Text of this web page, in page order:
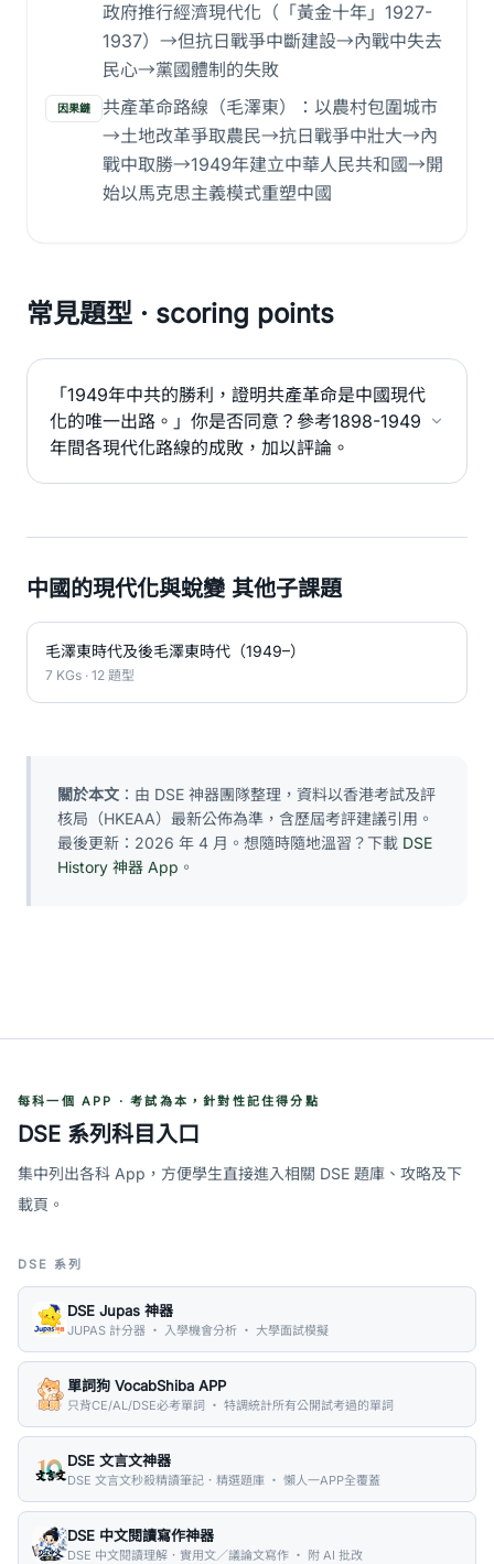
政府推行經濟現代化（「黃金十年」1927-
1937）→但抗日戰爭中斷建設→內戰中失去
民心→黨國體制的失敗
因果鏈
共產革命路線（毛澤東）：以農村包圍城市
→土地改革爭取農民→抗日戰爭中壯大→內
戰中取勝→1949年建立中華人民共和國→開
始以馬克思主義模式重塑中國
常見題型 · scoring points
「1949年中共的勝利，證明共產革命是中國現代
化的唯一出路。」你是否同意？參考1898-1949
年間各現代化路線的成敗，加以評論。
中國的現代化與蛻變 其他子課題
毛澤東時代及後毛澤東時代（1949–）
7 KGs · 12 題型
關於本文 ：由 DSE 神器團隊整理，資料以香港考試及評
核局（HKEAA）最新公佈為準，含歷屆考評建議引用。
最後更新：2026 年 4 月。想隨時隨地溫習？下載 DSE
History 神器 App 。
每科一個 APP · 考試為本，針對性記住得分點
DSE 系列科目入口
集中列出各科 App，方便學生直接進入相關 DSE 題庫、攻略及下
載頁。
DSE 系列
DSE Jupas 神器
JUPAS 計分器 ・ 入學機會分析 ・ 大學面試模擬
單詞狗 VocabShiba APP
只背CE/AL/DSE必考單詞 ・ 特調統計所有公開試考過的單詞
DSE 文言文神器
DSE 文言文秒殺精讀筆記．精選題庫 ・ 懶人一APP全覆蓋
DSE 中文閱讀寫作神器
DSE 中文閱讀理解．實用文／議論文寫作 ・ 附 AI 批改